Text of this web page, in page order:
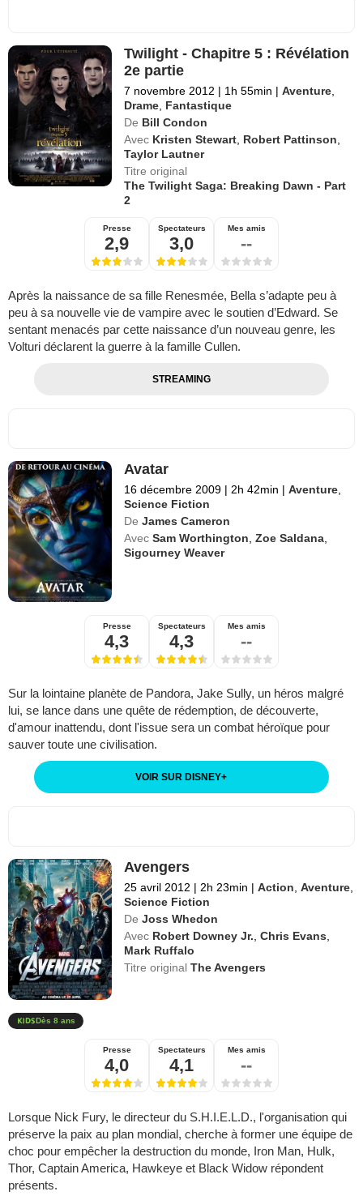
Twilight - Chapitre 5 : Révélation
2e partie
7 novembre 2012 | 1h 55min | Aventure
Drame Fantastique
De Bill Condon
Avec Kristen Stewart Robert Pattinson
Taylor Lautner
Titre original
The Twilight Saga: Breaking Dawn - Part
2
Presse
2,9
Spectateurs
3,0
Mes amis
--
Après la naissance de sa fille Renesmée, Bella s’adapte peu à
peu à sa nouvelle vie de vampire avec le soutien d’Edward. Se
sentant menacés par cette naissance d’un nouveau genre, les
Volturi déclarent la guerre à la famille Cullen.
STREAMING
Avatar
16 décembre 2009 | 2h 42min | Aventure
Science Fiction
De James Cameron
Avec Sam Worthington ,Zoe Saldana
Sigourney Weaver
Presse
4,3
Spectateurs
4,3
Mes amis
--
Sur la lointaine planète de Pandora, Jake Sully, un héros malgré
lui, se lance dans une quête de rédemption, de découverte,
d'amour inattendu, dont l'issue sera un combat héroïque pour
sauver toute une civilisation.
VOIR SUR DISNEY+
Avengers
25 avril 2012 | 2h 23min | Action ,Aventure
Science Fiction
De Joss Whedon
Avec Robert Downey Jr. ,Chris Evans
Mark Ruffalo
Titre originalThe Avengers
Dès 8 ans
Presse
4,0
Spectateurs
4,1
Mes amis
--
Lorsque Nick Fury, le directeur du S.H.I.E.L.D., l'organisation qui
préserve la paix au plan mondial, cherche à former une équipe de
choc pour empêcher la destruction du monde, Iron Man, Hulk,
Thor, Captain America, Hawkeye et Black Widow répondent
présents.